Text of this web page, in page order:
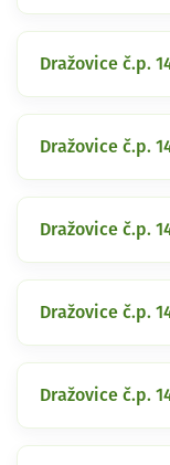
Dražovice č.p.
Dražovice č.p.
Dražovice č.p.
Dražovice č.p.
Dražovice č.p.